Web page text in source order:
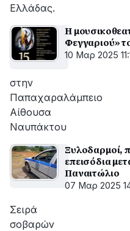
Ελλάδας.
Η
Φεγγαριού»
10 Μαρ 2025
στην
Παπαχαραλάμπειο
Αίθουσα
Ναυπάκτου
Ξυλοδαρμοί,
επεισόδια
Παναιτώλιο
07 Μαρ 2025
Σειρά
σοβαρών